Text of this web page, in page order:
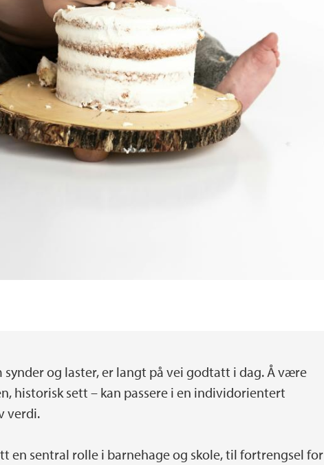
og laster, er langt på vei godtatt i dag. Å være
historisk sett – kan passere i en individorientert
verdi.
en sentral rolle i barnehage og skole, til fortrengsel for